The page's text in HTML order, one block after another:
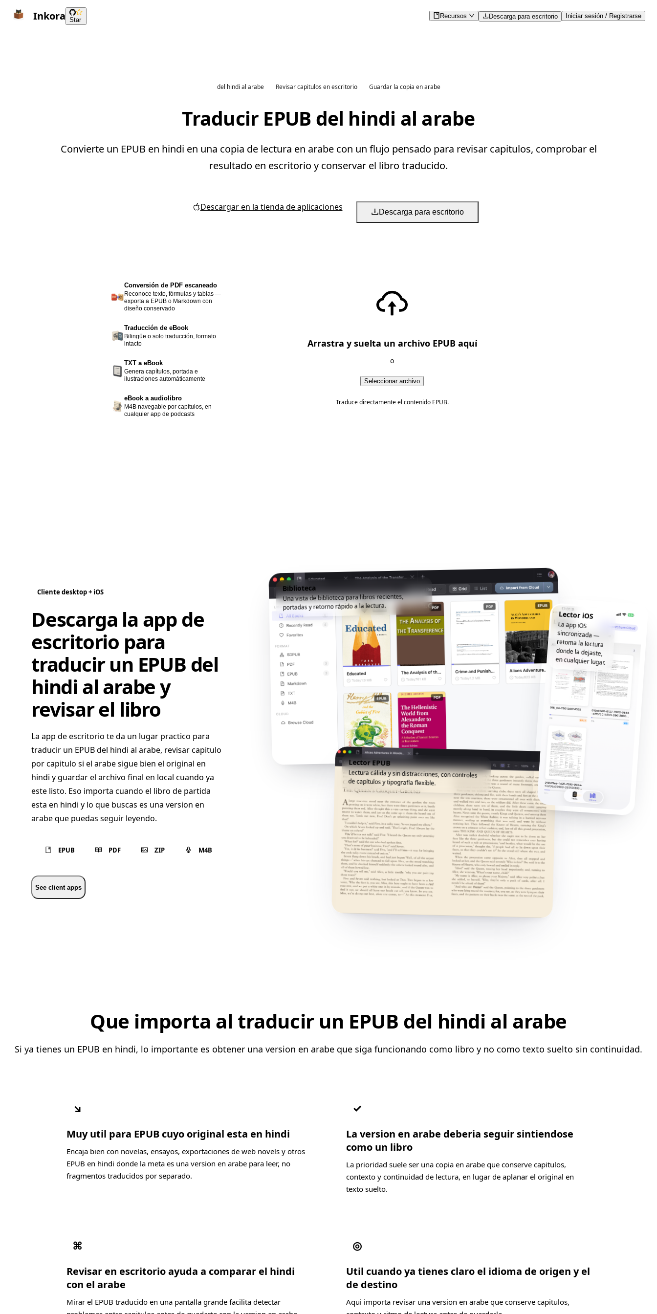
Inkora Star
Recursos Descarga para escritorio Iniciar sesión / Registrarse
del hindi al arabe Revisar capitulos en escritorio Guardar la copia en arabe
Traducir EPUB del hindi al arabe
Convierte un EPUB en hindi en una copia de lectura en arabe con un flujo pensado para revisar capitulos, comprobar el
resultado en escritorio y conservar el libro traducido.
Descargar en la tienda de aplicaciones Descarga para escritorio
Conversión de PDF escaneado
Reconoce texto, fórmulas y tablas —
exporta a EPUB o Markdown con
diseño conservado
Traducción de eBook
Bilingüe o solo traducción, formato
intacto
TXT a eBook
Genera capítulos, portada e
ilustraciones automáticamente
eBook a audiolibro
M4B navegable por capítulos, en
cualquier app de podcasts
Arrastra y suelta un archivo EPUB aquí
o
Seleccionar archivo
Traduce directamente el contenido EPUB.
Cliente desktop + iOS
Descarga la app de
escritorio para
traducir un EPUB del
hindi al arabe y
revisar el libro
La app de escritorio te da un lugar practico para
traducir un EPUB del hindi al arabe, revisar capitulo
por capitulo si el arabe sigue bien el original en
hindi y guardar el archivo final en local cuando ya
este listo. Eso importa cuando el libro de partida
esta en hindi y lo que buscas es una version en
arabe que puedas seguir leyendo.
EPUB PDF ZIP M4B
See client apps
Biblioteca
Una vista de biblioteca para libros recientes,
portadas y retorno rápido a la lectura.
Lector EPUB
Lectura cálida y sin distracciones, con controles
de capítulos y tipografía flexible.
Lector iOS
La app iOS
sincronizada —
retoma la lectura
donde la dejaste,
en cualquier lugar.
Que importa al traducir un EPUB del hindi al arabe
Si ya tienes un EPUB en hindi, lo importante es obtener una version en arabe que siga funcionando como libro y no como texto suelto sin continuidad.
↘
Muy util para EPUB cuyo original esta en hindi
Encaja bien con novelas, ensayos, exportaciones de web novels y otros
EPUB en hindi donde la meta es una version en arabe para leer, no
fragmentos traducidos por separado.
✓
La version en arabe deberia seguir sintiendose
como un libro
La prioridad suele ser una copia en arabe que conserve capitulos,
contexto y continuidad de lectura, en lugar de aplanar el original en
texto suelto.
⌘
Revisar en escritorio ayuda a comparar el hindi
con el arabe
Mirar el EPUB traducido en una pantalla grande facilita detectar
◎
Util cuando ya tienes claro el idioma de origen y el
de destino
Aqui importa revisar una version en arabe que conserve capitulos,